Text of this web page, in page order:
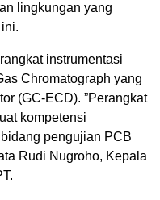
lingkungan yang
instrumentasi
Chromatograph yang
(GC-ECD). ”Perangkat
kompetensi
pengujian PCB
Rudi Nugroho, Kepala